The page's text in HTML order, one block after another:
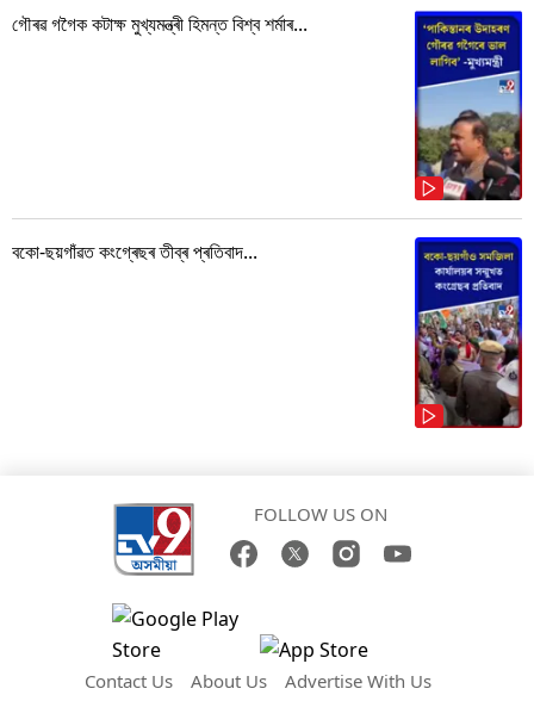
গৌৰৱ গগৈক কটাক্ষ মুখ্যমন্ত্ৰী হিমন্ত বিশ্ব শৰ্মাৰ...
বকো-ছয়গাঁৱত কংগ্ৰেছৰ তীব্ৰ প্ৰতিবাদ...
FOLLOW US ON
Contact Us About Us Advertise With Us